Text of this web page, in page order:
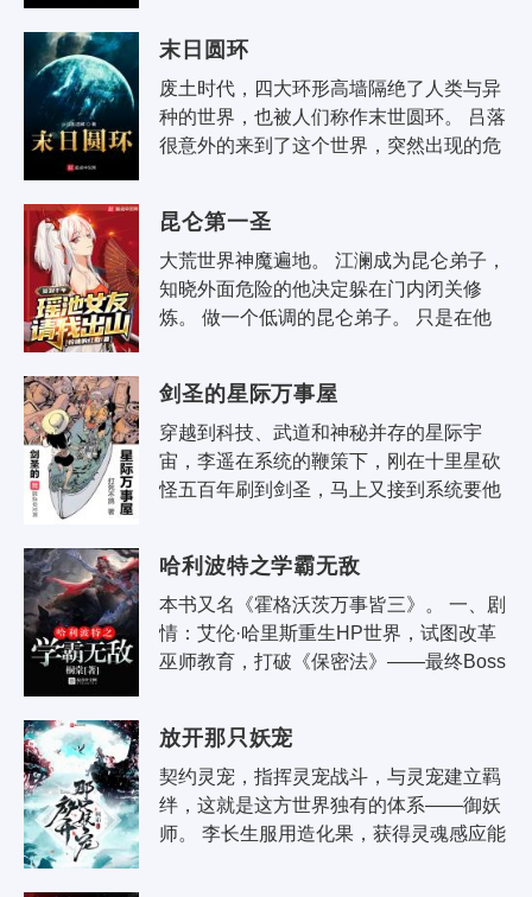
末日圆环
废土时代，四大环形高墙隔绝了人类与异
种的世界，也被人们称作末世圆环。 吕落
很意外的来到了这个世界，突然出现的危
昆仑第一圣
大荒世界神魔遍地。 江澜成为昆仑弟子，
知晓外面危险的他决定躲在门内闭关修
炼。 做一个低调的昆仑弟子。 只是在他
剑圣的星际万事屋
穿越到科技、武道和神秘并存的星际宇
宙，李遥在系统的鞭策下，刚在十里星砍
怪五百年刷到剑圣，马上又接到系统要他
李..
哈利波特之学霸无敌
本书又名《霍格沃茨万事皆三》。 一、剧
情：艾伦·哈里斯重生HP世界，试图改革
巫师教育，打破《保密法》——最终Boss
放开那只妖宠
契约灵宠，指挥灵宠战斗，与灵宠建立羁
绊，这就是这方世界独有的体系——御妖
师。 李长生服用造化果，获得灵魂感应能